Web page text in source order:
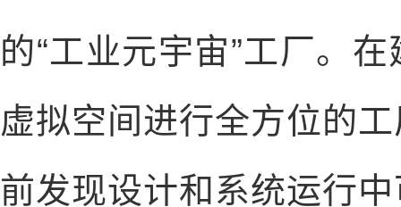
的“工业元宇宙”工厂。
虚拟空间进行全方位的
前发现设计和系统运行